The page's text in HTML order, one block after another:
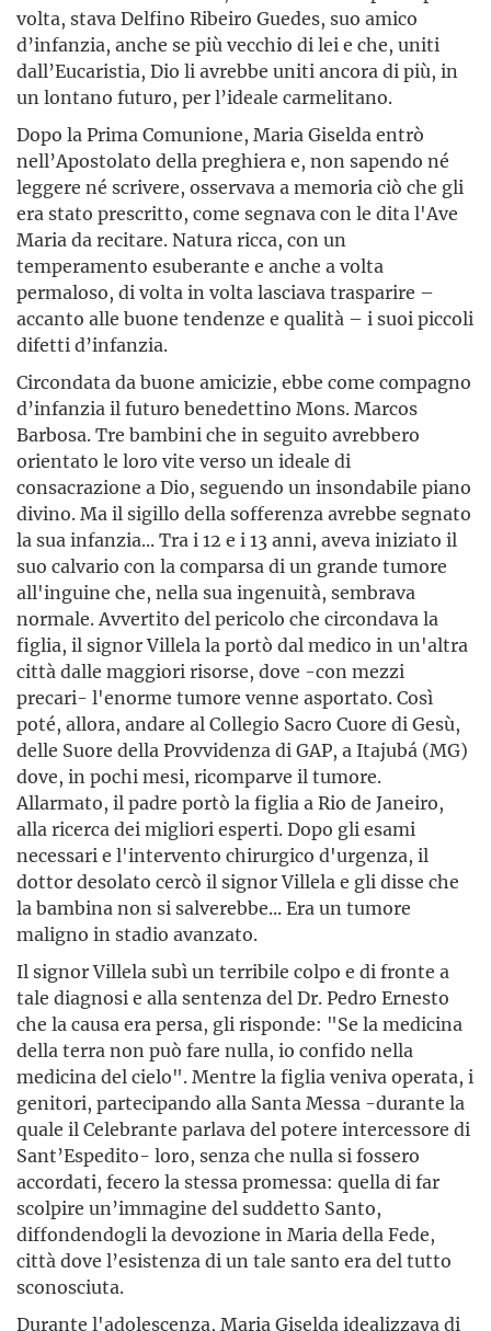
volta, stava Delfino Ribeiro Guedes, suo amico
d’infanzia, anche se più vecchio di lei e che, uniti
dall’Eucaristia, Dio li avrebbe uniti ancora di più, in
un lontano futuro, per l’ideale carmelitano.
Dopo la Prima Comunione, Maria Giselda entrò
nell’Apostolato della preghiera e, non sapendo né
leggere né scrivere, osservava a memoria ciò che gli
era stato prescritto, come segnava con le dita l'Ave
Maria da recitare. Natura ricca, con un
temperamento esuberante e anche a volta
permaloso, di volta in volta lasciava trasparire –
accanto alle buone tendenze e qualità – i suoi piccoli
difetti d’infanzia.
Circondata da buone amicizie, ebbe come compagno
d’infanzia il futuro benedettino Mons. Marcos
Barbosa. Tre bambini che in seguito avrebbero
orientato le loro vite verso un ideale di
consacrazione a Dio, seguendo un insondabile piano
divino. Ma il sigillo della sofferenza avrebbe segnato
la sua infanzia... Tra i 12 e i 13 anni, aveva iniziato il
suo calvario con la comparsa di un grande tumore
all'inguine che, nella sua ingenuità, sembrava
normale. Avvertito del pericolo che circondava la
figlia, il signor Villela la portò dal medico in un'altra
città dalle maggiori risorse, dove -con mezzi
precari- l'enorme tumore venne asportato. Così
poté, allora, andare al Collegio Sacro Cuore di Gesù,
delle Suore della Provvidenza di GAP, a Itajubá (MG)
dove, in pochi mesi, ricomparve il tumore.
Allarmato, il padre portò la figlia a Rio de Janeiro,
alla ricerca dei migliori esperti. Dopo gli esami
necessari e l'intervento chirurgico d'urgenza, il
dottor desolato cercò il signor Villela e gli disse che
la bambina non si salverebbe... Era un tumore
maligno in stadio avanzato.
Il signor Villela subì un terribile colpo e di fronte a
tale diagnosi e alla sentenza del Dr. Pedro Ernesto
che la causa era persa, gli risponde: "Se la medicina
della terra non può fare nulla, io confido nella
medicina del cielo". Mentre la figlia veniva operata, i
genitori, partecipando alla Santa Messa -durante la
quale il Celebrante parlava del potere intercessore di
Sant’Espedito- loro, senza che nulla si fossero
accordati, fecero la stessa promessa: quella di far
scolpire un’immagine del suddetto Santo,
diffondendogli la devozione in Maria della Fede,
città dove l’esistenza di un tale santo era del tutto
sconosciuta.
Durante l'adolescenza, Maria Giselda idealizzava di